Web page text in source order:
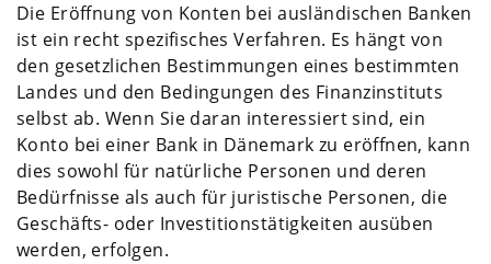
Die Eröffnung von Konten bei ausländischen Banken
ist ein recht spezifisches Verfahren. Es hängt von
den gesetzlichen Bestimmungen eines bestimmten
Landes und den Bedingungen des Finanzinstituts
selbst ab. Wenn Sie daran interessiert sind, ein
Konto bei einer Bank in Dänemark zu eröffnen, kann
dies sowohl für natürliche Personen und deren
Bedürfnisse als auch für juristische Personen, die
Geschäfts- oder Investitionstätigkeiten ausüben
werden, erfolgen.